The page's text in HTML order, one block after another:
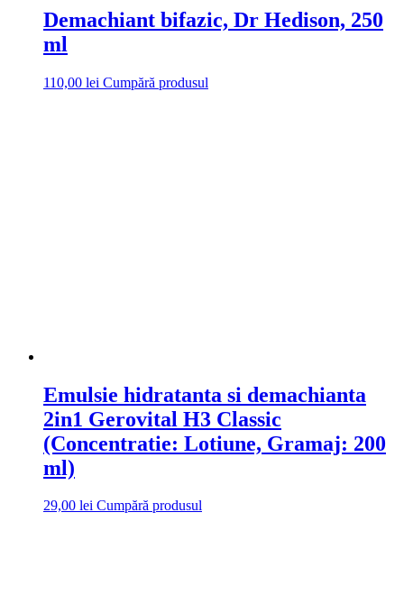
Demachiant bifazic, Dr Hedison, 250
ml
110,00 lei Cumpără produsul
Emulsie hidratanta si demachianta
2in1 Gerovital H3 Classic
(Concentratie: Lotiune, Gramaj: 200
ml)
29,00 lei Cumpără produsul